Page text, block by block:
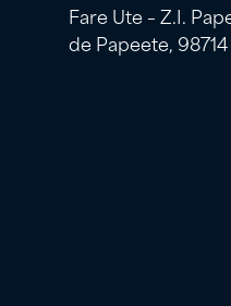
Fare Ute – Z.I.
de Papeete,